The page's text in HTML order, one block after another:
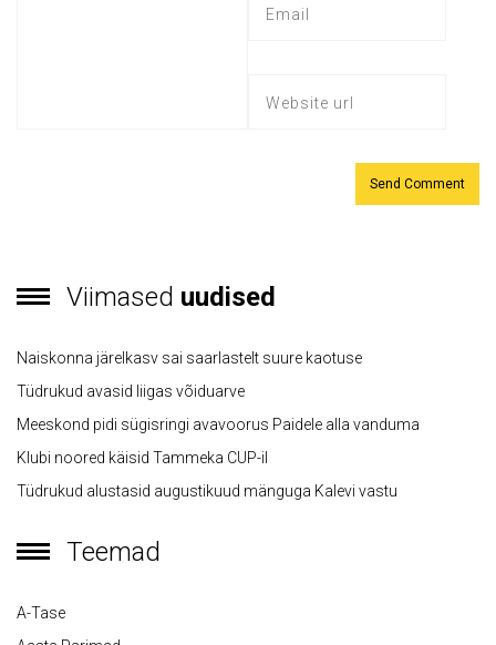
Viimased uudised
Naiskonna järelkasv sai saarlastelt suure kaotuse
Tüdrukud avasid liigas võiduarve
Meeskond pidi sügisringi avavoorus Paidele alla vanduma
Klubi noored käisid Tammeka CUP-il
Tüdrukud alustasid augustikuud mänguga Kalevi vastu
Teemad
A-Tase